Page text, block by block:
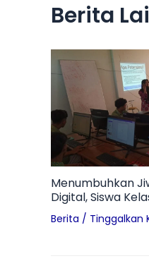
Berita
Menumbuhkan
Digital, Siswa
Pelajari Profil
Tantangan
Berita / Tinggalkan